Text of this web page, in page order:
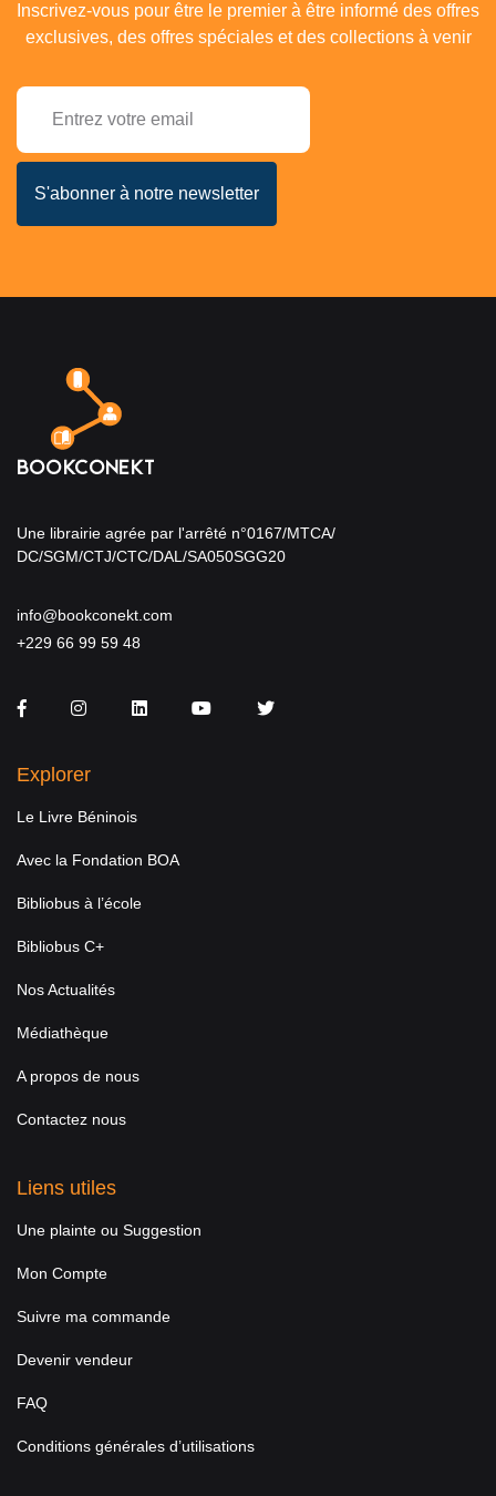
Inscrivez-vous pour être le premier à être informé des offres
exclusives, des offres spéciales et des collections à venir
Une librairie agrée par l'arrêté n°0167/MTCA/
DC/SGM/CTJ/CTC/DAL/SA050SGG20
info@bookconekt.com
+229 66 99 59 48
FacebookInstagramLinkedInYou TubeTwitter
Explorer
Le Livre Béninois
Avec la Fondation BOA
Bibliobus à l’école
Bibliobus C+
Nos Actualités
Médiathèque
A propos de nous
Contactez nous
Liens utiles
Une plainte ou Suggestion
Mon Compte
Suivre ma commande
Devenir vendeur
FAQ
Conditions générales d’utilisations